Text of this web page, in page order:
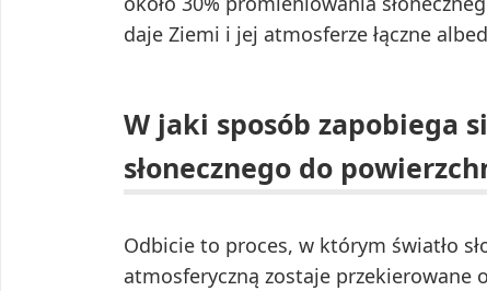
daje Ziemi i jej atmosferze łączne
W jaki sposób zapobiega
słonecznego do
Odbicie to proces, w którym światło
atmosferyczną zostaje przekierowane